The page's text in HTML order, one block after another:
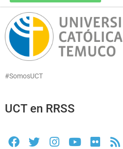
#SomosUCT
UCT en RRSS